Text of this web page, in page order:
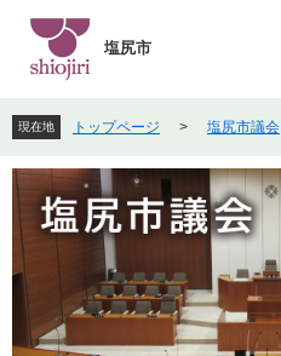
先
頭
で
を
飛
ば
塩尻市
現在地 トップページ > 塩尻市議会